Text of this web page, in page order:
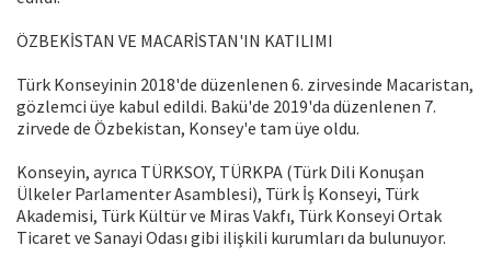
ÖZBEKİSTAN VE MACARİSTAN'IN KATILIMI
Türk Konseyinin 2018'de düzenlenen 6. zirvesinde Macaristan,
gözlemci üye kabul edildi. Bakü'de 2019'da düzenlenen 7.
zirvede de Özbekistan, Konsey'e tam üye oldu.
Konseyin, ayrıca TÜRKSOY, TÜRKPA (Türk Dili Konuşan
Ülkeler Parlamenter Asamblesi), Türk İş Konseyi, Türk
Akademisi, Türk Kültür ve Miras Vakfı, Türk Konseyi Ortak
Ticaret ve Sanayi Odası gibi ilişkili kurumları da bulunuyor.